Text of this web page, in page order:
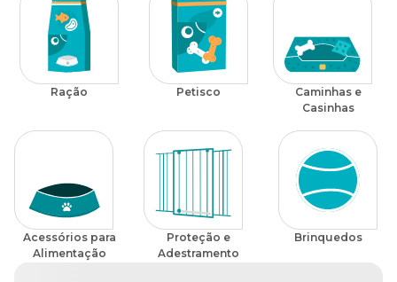
Ração Petisco
Caminhas e
Casinhas
Acessórios para
Alimentação
Proteção e
Adestramento
Brinquedos